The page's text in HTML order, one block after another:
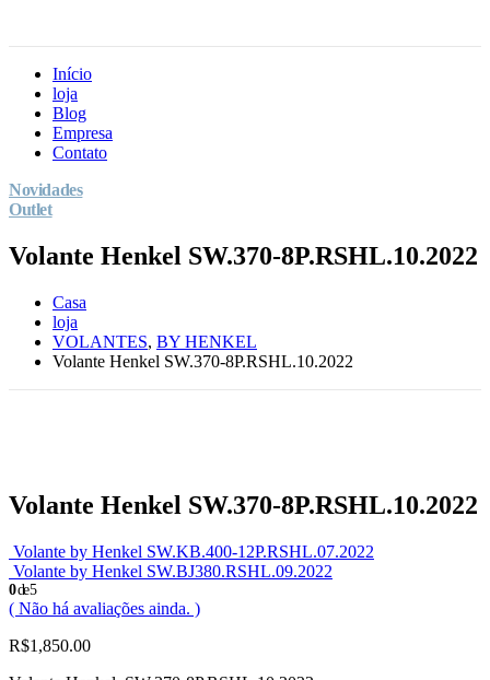
Início
loja
Blog
Empresa
Contato
Novidades
Outlet
Volante Henkel SW.370-8P.RSHL.10.2022
Casa
loja
VOLANTES, BY HENKEL
Volante Henkel SW.370-8P.RSHL.10.2022
Volante Henkel SW.370-8P.RSHL.10.2022
Volante by Henkel SW.KB.400-12P.RSHL.07.2022
Volante by Henkel SW.BJ380.RSHL.09.2022
0de 5
( Não há avaliações ainda. )
R$1,850.00